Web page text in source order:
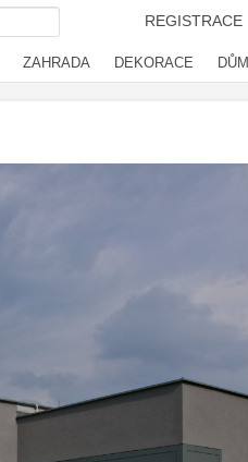
REGISTRACE
ZAHRADA DEKORACE DŮM